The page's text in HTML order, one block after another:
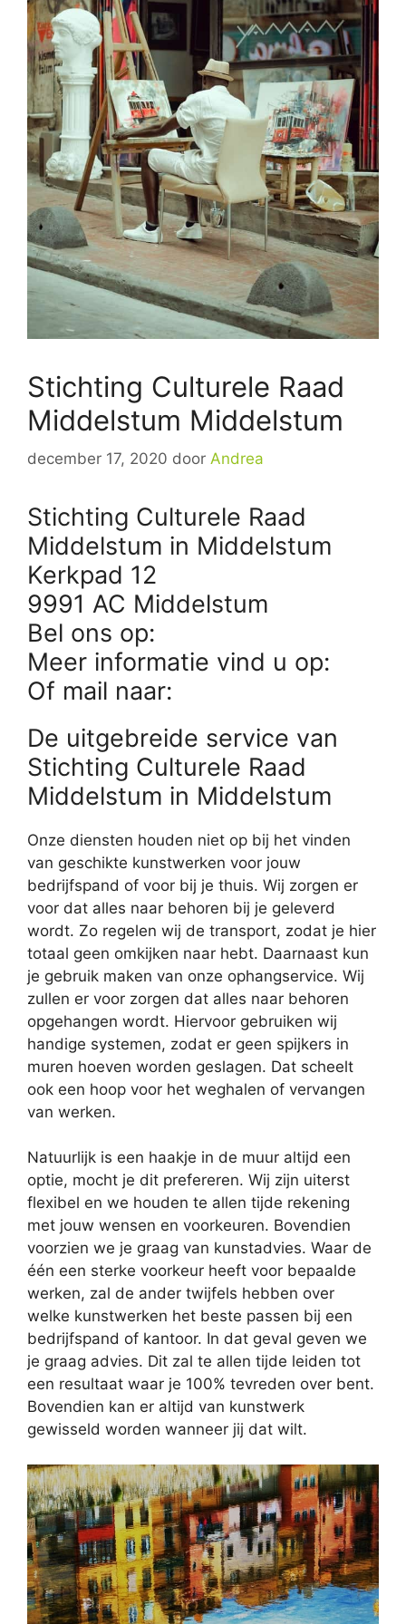
Stichting Culturele Raad
Middelstum Middelstum
december 17, 2020 door Andrea
Stichting Culturele Raad
Middelstum in Middelstum
Kerkpad 12
9991 AC Middelstum
Bel ons op:
Meer informatie vind u op:
Of mail naar:
De uitgebreide service van
Stichting Culturele Raad
Middelstum in Middelstum
Onze diensten houden niet op bij het vinden
van geschikte kunstwerken voor jouw
bedrijfspand of voor bij je thuis. Wij zorgen er
voor dat alles naar behoren bij je geleverd
wordt. Zo regelen wij de transport, zodat je hier
totaal geen omkijken naar hebt. Daarnaast kun
je gebruik maken van onze ophangservice. Wij
zullen er voor zorgen dat alles naar behoren
opgehangen wordt. Hiervoor gebruiken wij
handige systemen, zodat er geen spijkers in
muren hoeven worden geslagen. Dat scheelt
ook een hoop voor het weghalen of vervangen
van werken.
Natuurlijk is een haakje in de muur altijd een
optie, mocht je dit prefereren. Wij zijn uiterst
flexibel en we houden te allen tijde rekening
met jouw wensen en voorkeuren. Bovendien
voorzien we je graag van kunstadvies. Waar de
één een sterke voorkeur heeft voor bepaalde
werken, zal de ander twijfels hebben over
welke kunstwerken het beste passen bij een
bedrijfspand of kantoor. In dat geval geven we
je graag advies. Dit zal te allen tijde leiden tot
een resultaat waar je 100% tevreden over bent.
Bovendien kan er altijd van kunstwerk
gewisseld worden wanneer jij dat wilt.